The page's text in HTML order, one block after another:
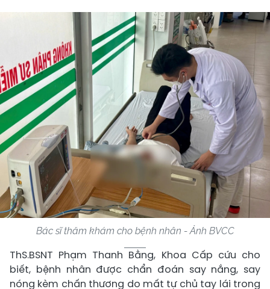
Bác sĩ thăm khám cho bệnh nhân - Ảnh BVCC
ThS.BSNT Phạm Thanh Bằng, Khoa Cấp cứu cho
biết, bệnh nhân được chẩn đoán say nắng, say
nóng kèm chấn thương do mất tự chủ tay lái trong